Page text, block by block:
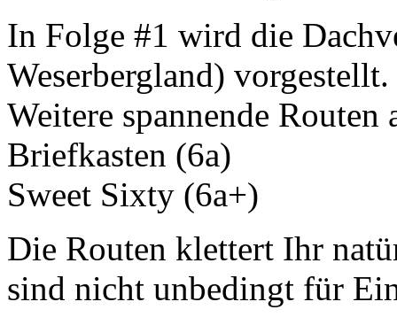
In Folge #1 wird die
Weserbergland) vorgestellt.
Weitere spannende Routen
Briefkasten (6a)
Sweet Sixty (6a+)
Die Routen klettert Ihr
sind nicht unbedingt für